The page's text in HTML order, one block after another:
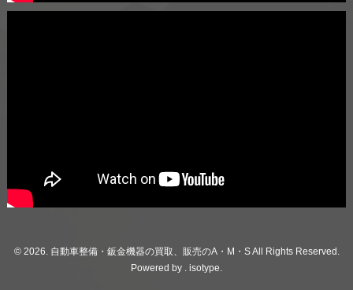
© 2026. 自動車整備・鈑金機器の買取、販売のA・M・S All Rights Reserved.
Powered by . isotype.